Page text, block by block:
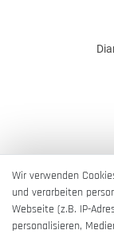
Wir verwenden
und verarbeiten
Webseite (z.B. IP-
personalisieren,